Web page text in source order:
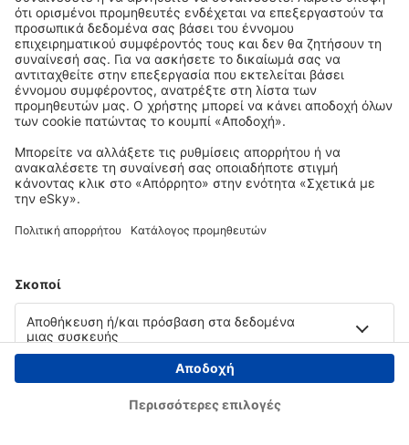
Copyright © eSky.gr. Με την επιφύλαξη παντός νομίμου δικαιώματος.